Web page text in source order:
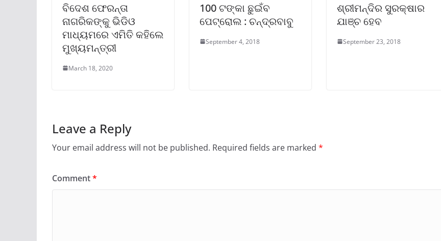
ବିଦେଶ ଫେରନ୍ତା
ନାଗରିକଙ୍କୁ ଭିଡିଓ
ମାଧ୍ୟମରେ ଏମିତି କହିଲେ
ମୁଖ୍ୟମନ୍ତ୍ରୀ
March 18, 2020
100 ଟଙ୍କା ଛୁଇଁବ
ପେଟ୍ରୋଲ : ଚନ୍ଦ୍ରବାବୁ
September 4, 2018
ଶ୍ରୀମନ୍ଦିର ସୁରକ୍ଷାର
ଯାଞ୍ଚ ହେବ
September 23, 2018
Leave a Reply
Your email address will not be published. Required fields are marked *
Comment*